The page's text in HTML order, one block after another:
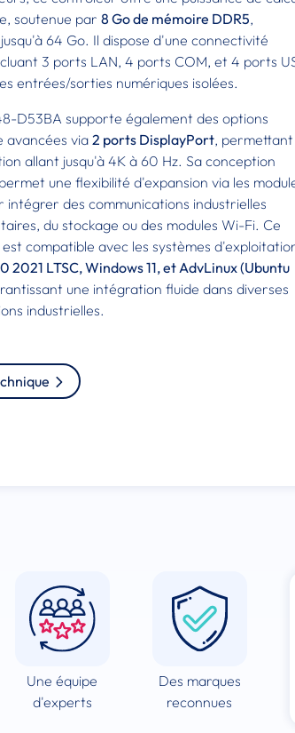
soutenue par8 Go de mémoire DDR5,
64 Go. Il dispose d'une connectivité
3 ports LAN, 4 ports COM, et 4 ports
entrées/sorties numériques isolées.
D53BA supporte également des options
avancées via2 ports DisplayPort, permettant
allant jusqu'à 4K à 60 Hz. Sa conception
une flexibilité d'expansion via les
intégrer des communications industrielles
du stockage ou des modules Wi-Fi. Ce
compatible avec les systèmes
2021 LTSC, Windows 11, et AdvLinux (Ubuntu
une intégration fluide dans diverses
industrielles.
Une équipe
d'experts
Des marques
reconnues